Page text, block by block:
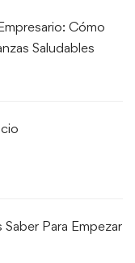
Cómo
Saludables
Para Empezar